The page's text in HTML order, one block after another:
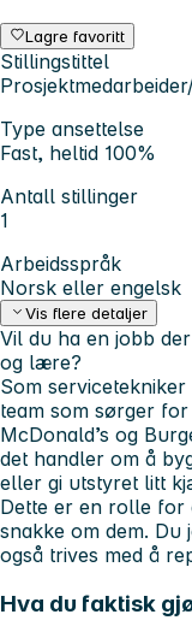
Lagre favoritt
Stillingstittel
Type ansettelse
Fast, heltid 100%
Antall stillinger
1
Arbeidsspråk
Norsk eller engelsk
Vis flere detaljer
Vil du ha en jobb
og lære?
Som servicetekniker
team som sørger
McDonald’s og
det handler om å
eller gi utstyret litt
Dette er en rolle for
snakke om dem. Du
også trives med å
Hva du faktisk